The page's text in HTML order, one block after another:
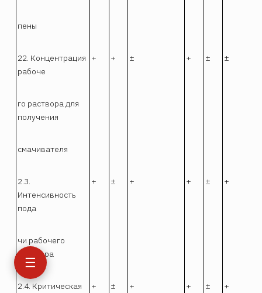
☰
пены
22. Концентрация
рабоче
+ + ± + ± ±
го раствора для
получения
смачивателя
2.3.
Интенсивность
пода
+ ± + + ± +
чи рабочего
раствора
2.4. Критическая + ± + + ± +